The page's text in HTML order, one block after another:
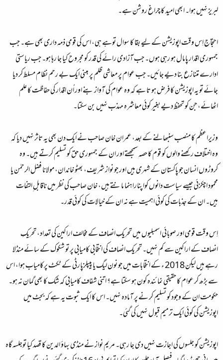
لبریز نہیں ہوا۔ ابھی امید کا چراغ روشن ہے۔
احتجاج اِس وقت اپوزیشن کے لیے بقا کا سوال توہے ہی، اس کی قومی ذمہ داری بھی ہے۔ جب
جمہوری اقدار پامال ہو رہی ہوں۔ جب آزادی رائے کی قدر کو مجروح کیا جا رہا ہو۔ جب ریاستی
ادارے متنازع بنا دیے جائیں۔ جب عوام پر معاشی ظلم پر مبنی ایک بے رحم نظام مسلط کر دیا
جائے تو یہ اپوزیشن کافرض ہو تا ہے کہ وہ عوام کی آواز بنے اور اُن اقدار کی حفاظت کا علم
اٹھائے، جن کو تحفظ دیے بغیر کوئی معاشرہ مہذب نہیں بن سکتا۔
وزیراعظم کا منصب سنبھالنے کے بعد، عمران خان صاحب نے ایک دن بھی یہ تاثر نہیں دیا کہ
وہ اختلاف رکھنے والوں کو قوم کا حصہ سمجھتے اور ان کے جمہوری حق کو تسلیم کرتے ہیں۔ وہ
کروڑوں انسان جو پاکستان کے شہری ہیں اور جو نواز شریف، بھٹو خاندان، مولانا فضل الرحمٰن یا
محمود اچکزئی جیسے سیاست دانوں کواپناراہنما مانتے ہیں، خان صاحب کی نظر میں ناقابل ِالتفات
ہیں۔ ان کے جذبات کی کوئی اہمیت ہے نہ ان کے خیالات کی کوئی قدر۔
اِس وقت قومی اور صوبائی اسمبلیوں میں تحریکِ انصاف کے مخالف اراکین کی تعداد، تحریکِ
انصاف کے اراکین سے کم نہیں۔ تحریکِ انصاف کی انتخابی کامیابی پر تو شکوک کے سائے منڈلا
رہے ہیں لیکن 2018 ء کے انتخابات میں جو نون لیگ یا پیپلزپارٹی کے ٹکٹ پرکامیاب ہوا، اس
سے بڑھ کر عوام کا حقیقی نمائندہ کون ہو سکتا ہے؟ اتنی شفاف کامیابی کہ شک کا بھی گمان نہ ہو۔
حکومت ان کے وجود کو تسلیم کر نے پر آمادہ نہیں۔ اس کا ایک ثبوت یہ ہے کہ بجٹ میں
اپوزیشن کی کوئی ایک ترمیم قبول نہیں کی گئی۔
اپوزیشن کو جلسوں کی اجازت نہیں دی جا رہی۔ مریم نواز نے منڈی بہاؤ الدین کا قصد کیا توجلسہ گاہ